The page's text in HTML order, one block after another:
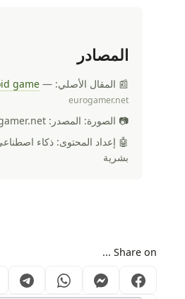
المصادر
📰 المقال الأصلي: game —
eurogamer.net
📷 الصورة: المصدر: eurogamer.net
🤖 إعداد المحتوى: ذكاء
بشرية
Share on ...